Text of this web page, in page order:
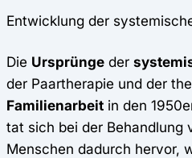
Entwicklung der
Die Ursprünge der
der Paartherapie und der
Familienarbeit in den
tat sich bei der Behandlung
Menschen dadurch hervor,